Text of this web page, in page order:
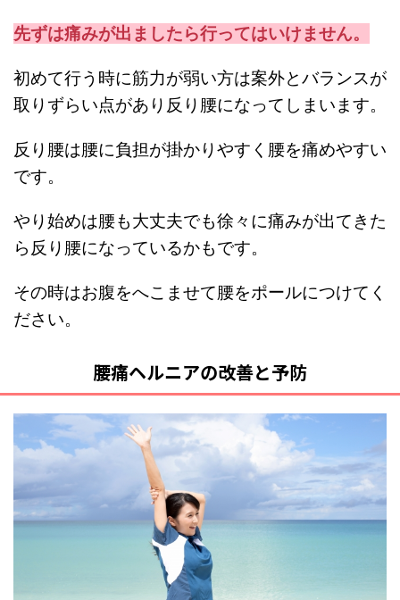
先ずは痛みが出ましたら行ってはいけません。
初めて行う時に筋力が弱い方は案外とバランスが
取りずらい点があり反り腰になってしまいます。
反り腰は腰に負担が掛かりやすく腰を痛めやすい
です。
やり始めは腰も大丈夫でも徐々に痛みが出てきた
ら反り腰になっているかもです。
その時はお腹をへこませて腰をポールにつけてく
ださい。
腰痛ヘルニアの改善と予防